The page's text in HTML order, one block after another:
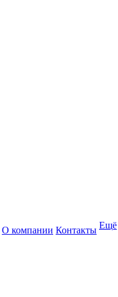
О компании Контакты Ещё